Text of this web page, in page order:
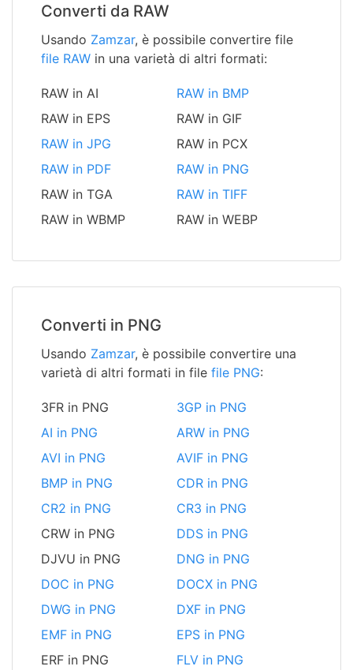
Converti da RAW
Usando Zamzar, è possibile convertire file
file RAW in una varietà di altri formati:
RAW in AI
RAW in BMP
RAW in EPS
RAW in GIF
RAW in JPG
RAW in PCX
RAW in PDF
RAW in PNG
RAW in TGA
RAW in TIFF
RAW in WBMP
RAW in WEBP
Converti in PNG
Usando Zamzar, è possibile convertire una
varietà di altri formati in file file PNG:
3FR in PNG
3GP in PNG
AI in PNG
ARW in PNG
AVI in PNG
AVIF in PNG
BMP in PNG
CDR in PNG
CR2 in PNG
CR3 in PNG
CRW in PNG
DDS in PNG
DJVU in PNG
DNG in PNG
DOC in PNG
DOCX in PNG
DWG in PNG
DXF in PNG
EMF in PNG
EPS in PNG
ERF in PNG
FLV in PNG